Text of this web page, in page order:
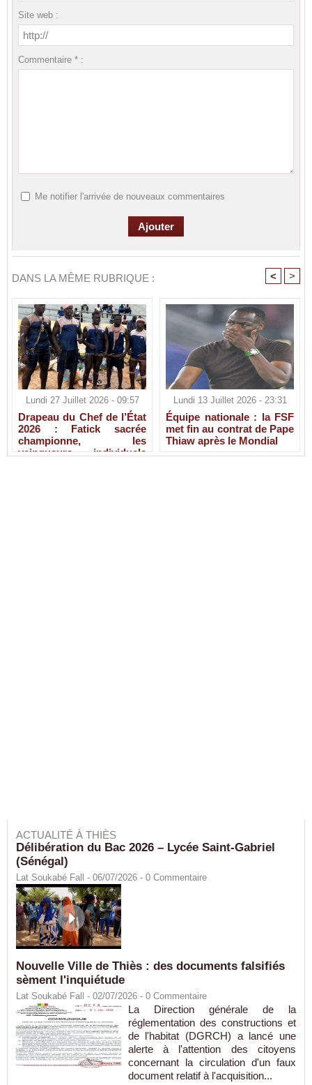
Site web :
Commentaire * :
Me notifier l'arrivée de nouveaux commentaires
DANS LA MÊME RUBRIQUE : < >
Lundi 27 Juillet 2026 - 09:57
Drapeau du Chef de l’État
2026 : Fatick sacrée
championne, les
vainqueurs individuels
Lundi 13 Juillet 2026 - 23:31
Équipe nationale : la FSF
met fin au contrat de Pape
Thiaw après le Mondial
ACTUALITÉ À THIÈS
Délibération du Bac 2026 – Lycée Saint-Gabriel
(Sénégal)
Lat Soukabé Fall - 06/07/2026 - 0 Commentaire
Nouvelle Ville de Thiès : des documents falsifiés
sèment l'inquiétude
Lat Soukabé Fall - 02/07/2026 - 0 Commentaire
La Direction générale de la
réglementation des constructions et
de l'habitat (DGRCH) a lancé une
alerte à l'attention des citoyens
concernant la circulation d'un faux
document relatif à l'acquisition...